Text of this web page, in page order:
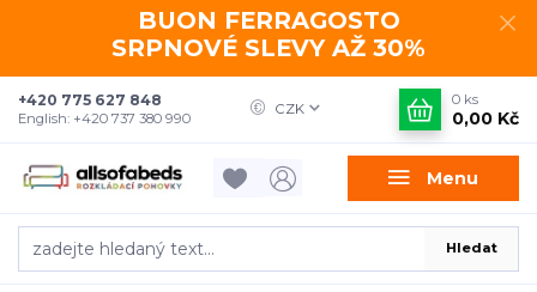
BUON FERRAGOSTO
SRPNOVÉ SLEVY AŽ 30%
Menu
CZK
Hledat
+420 775 627 848
English: +420 737 380 990
0 ks
0,00 Kč